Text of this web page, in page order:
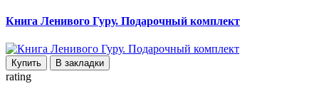
Книга Ленивого Гуру. Подарочный комплект
Купить В закладки
rating